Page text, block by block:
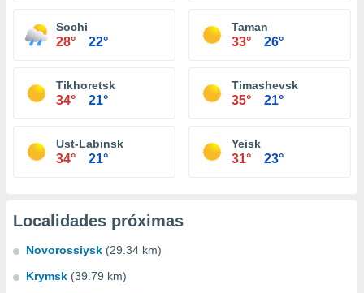
Sochi
28° 22°
Taman
33° 26°
Tikhoretsk
34° 21°
Timashevsk
35° 21°
Ust-Labinsk
34° 21°
Yeisk
31° 23°
Localidades próximas
Novorossiysk (29.34 km)
Krymsk (39.79 km)